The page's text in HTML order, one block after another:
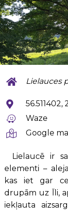
Lielauces
Waze
Google
Lielaucē ir
elementi –
kas iet gar
drupām uz Īli,
iekļauta